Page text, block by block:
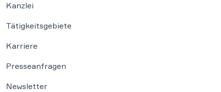
Kanzlei
Tätigkeitsgebiete
Karriere
Presseanfragen
Newsletter